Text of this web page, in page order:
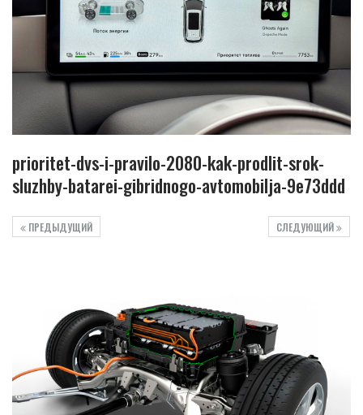
prioritet-dvs-i-pravilo-2080-kak-prodlit-srok-
sluzhby-batarei-gibridnogo-avtomobilja-9e73ddd
СЛЕДУЮЩИЙ
ПРЕДЫДУЩИЙ